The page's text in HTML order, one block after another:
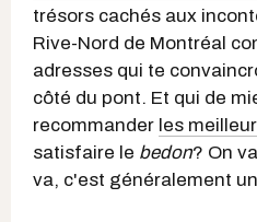
trésors cachés aux
Rive-Nord de Montréal
adresses qui te
côté du pont. Et qui de
recommander les
satisfaire le bedon? On
va, c'est généralement